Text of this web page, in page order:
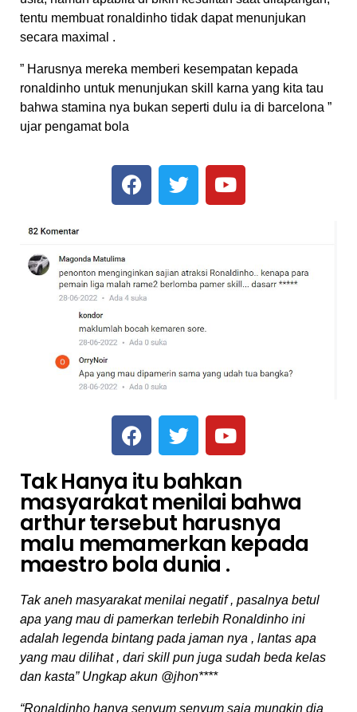
tentu membuat ronaldinho tidak dapat menunjukan
secara maximal .
” Harusnya mereka memberi kesempatan kepada
ronaldinho untuk menunjukan skill karna yang kita tau
bahwa stamina nya bukan seperti dulu ia di barcelona ”
ujar pengamat bola
Tak Hanya itu bahkan
masyarakat menilai bahwa
arthur tersebut harusnya
malu memamerkan kepada
maestro bola dunia .
Tak aneh masyarakat menilai negatif , pasalnya betul
apa yang mau di pamerkan terlebih Ronaldinho ini
adalah legenda bintang pada jaman nya , lantas apa
yang mau dilihat , dari skill pun juga sudah beda kelas
dan kasta” Ungkap akun @jhon****
“Ronaldinho hanya senyum senyum saja mungkin dia